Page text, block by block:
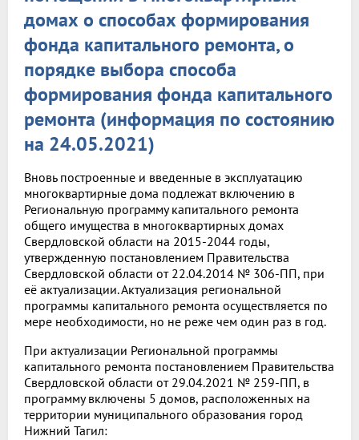
домах о способах формирования
фонда капитального ремонта, о
порядке выбора способа
формирования фонда капитального
ремонта (информация по состоянию
на 24.05.2021)
Вновь построенные и введенные в эксплуатацию
многоквартирные дома подлежат включению в
Региональную программу капитального ремонта
общего имущества в многоквартирных домах
Свердловской области на 2015-2044 годы,
утвержденную постановлением Правительства
Свердловской области от 22.04.2014 № 306-ПП, при
её актуализации. Актуализация региональной
программы капитального ремонта осуществляется по
мере необходимости, но не реже чем один раз в год.
При актуализации Региональной программы
капитального ремонта постановлением Правительства
Свердловской области от 29.04.2021 № 259-ПП, в
программу включены 5 домов, расположенных на
территории муниципального образования город
Нижний Тагил: